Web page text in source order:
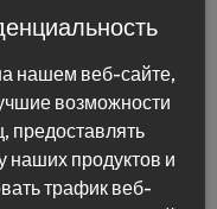
нашем веб-сайте,
возможности
предоставлять
наших продуктов и
трафик веб-